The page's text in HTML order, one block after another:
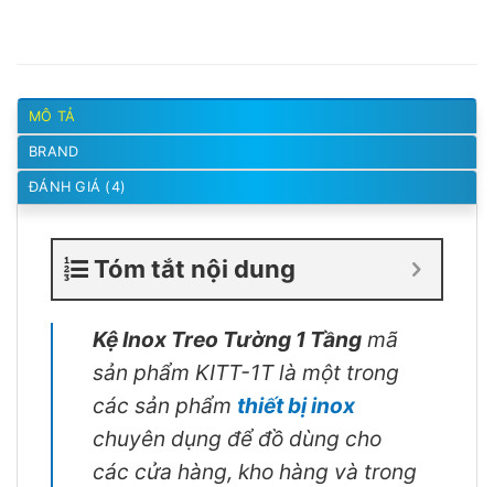
MÔ TẢ
BRAND
ĐÁNH GIÁ (4)
Tóm tắt nội dung
Kệ Inox Treo Tường 1 Tầng mã
sản phẩm KITT-1T là một trong
các sản phẩm thiết bị inox
chuyên dụng để đồ dùng cho
các cửa hàng, kho hàng và trong